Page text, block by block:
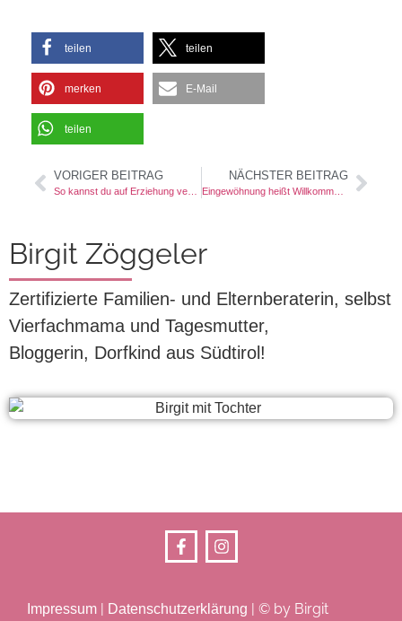
teilen teilen
merken E-Mail
teilen
VORIGER BEITRAG NÄCHSTER BEITRAG
Eingewöhnung heißt Willkommenszeit
Birgit Zöggeler
Zertifizierte Familien- und Elternberaterin, selbst
Vierfachmama und Tagesmutter,
Bloggerin, Dorfkind aus Südtirol!
Impressum Datenschutzerklärung
| © by Birgit